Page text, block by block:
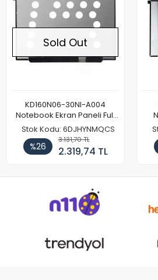
Sold Out
KD160N06-30NI-A004
Notebook Ekran Paneli Full
HD
Stok Kodu: 6DJHYNMQCS
%26
3.131,70 TL
2.319,74 TL